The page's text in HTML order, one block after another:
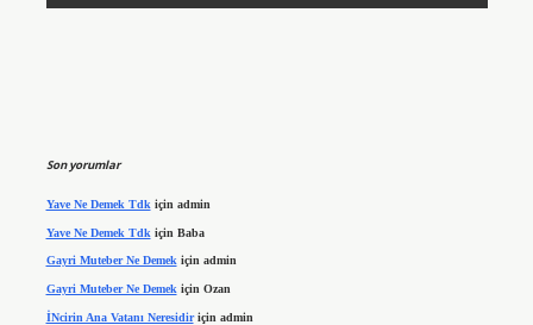
Son yorumlar
Yave Ne Demek Tdk için admin
Yave Ne Demek Tdk için Baba
Gayri Muteber Ne Demekiçin admin
Gayri Muteber Ne Demek için Ozan
İNcirin Ana Vatanı Neresidiriçin admin